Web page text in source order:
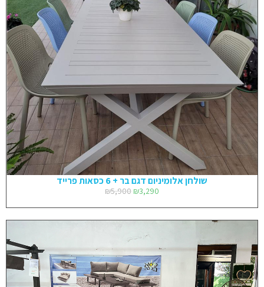
שולחן אלומיניום דגם בר + 6 כסאות פרייד
₪5,900 ₪3,290